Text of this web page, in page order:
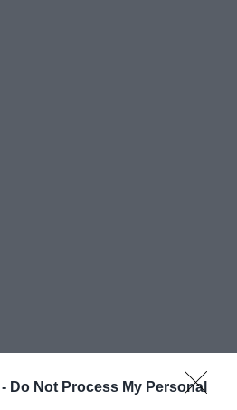
Do Not Process My Personal